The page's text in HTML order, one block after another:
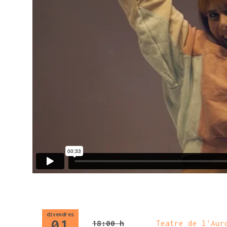
divendres
18:00 h Teatre de